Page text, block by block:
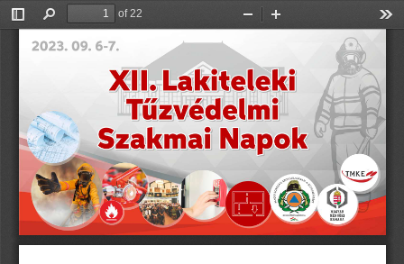
Toggle
Find
of 22
Zoom